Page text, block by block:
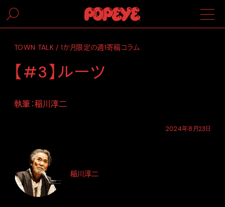
TOWN TALK / 1か月限定の週1寄稿コラム
【#3】ルーツ
執筆：稲川淳二
2024年8月23日
稲川淳二